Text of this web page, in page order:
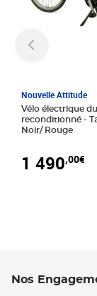
Nouvelle Attitude
Vélo électrique
reconditionné - Taille normale -
Noir/ Rouge
1 490,00€
Nos